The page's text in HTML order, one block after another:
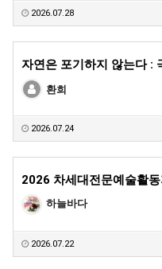
2026.07.28
자연은 포기하지 않는다 :
환희
2026.07.24
2026 차세대전문예술활
하늘바다
2026.07.22